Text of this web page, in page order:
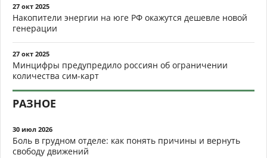
27 окт 2025
Накопители энергии на юге РФ окажутся дешевле новой
генерации
27 окт 2025
Минцифры предупредило россиян об ограничении
количества сим-карт
РАЗНОЕ
30 июл 2026
Боль в грудном отделе: как понять причины и вернуть
свободу движений